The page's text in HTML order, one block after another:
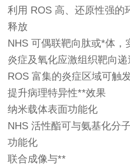
利用 ROS 高、还原性强的
释放
NHS 可偶联靶向肽或*体，
炎症及氧化应激组织靶向递
ROS 富集的炎症区域可触
提升病理特异性**效果
纳米载体表面功能化
NHS 活性酯可与氨基化分
功能化
联合成像与**